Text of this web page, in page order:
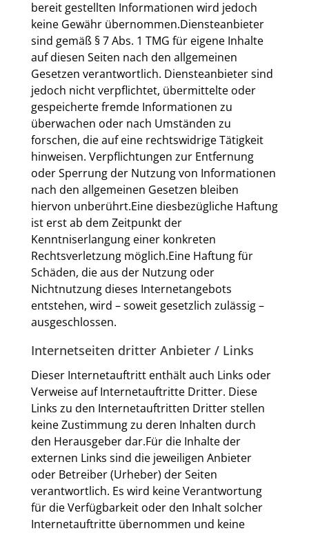
bereit gestellten Informationen wird jedoch
keine Gewähr übernommen.Diensteanbieter
sind gemäß § 7 Abs. 1 TMG für eigene Inhalte
auf diesen Seiten nach den allgemeinen
Gesetzen verantwortlich. Diensteanbieter sind
jedoch nicht verpflichtet, übermittelte oder
gespeicherte fremde Informationen zu
überwachen oder nach Umständen zu
forschen, die auf eine rechtswidrige Tätigkeit
hinweisen. Verpflichtungen zur Entfernung
oder Sperrung der Nutzung von Informationen
nach den allgemeinen Gesetzen bleiben
hiervon unberührt.Eine diesbezügliche Haftung
ist erst ab dem Zeitpunkt der
Kenntniserlangung einer konkreten
Rechtsverletzung möglich.Eine Haftung für
Schäden, die aus der Nutzung oder
Nichtnutzung dieses Internetangebots
entstehen, wird – soweit gesetzlich zulässig –
ausgeschlossen.
Internetseiten dritter Anbieter / Links
Dieser Internetauftritt enthält auch Links oder
Verweise auf Internetauftritte Dritter. Diese
Links zu den Internetauftritten Dritter stellen
keine Zustimmung zu deren Inhalten durch
den Herausgeber dar.Für die Inhalte der
externen Links sind die jeweiligen Anbieter
oder Betreiber (Urheber) der Seiten
verantwortlich. Es wird keine Verantwortung
für die Verfügbarkeit oder den Inhalt solcher
Internetauftritte übernommen und keine